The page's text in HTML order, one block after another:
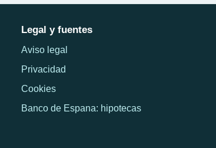
Legal y fuentes
Aviso legal
Privacidad
Cookies
Banco de Espana: hipotecas